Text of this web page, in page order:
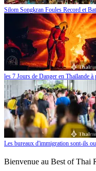
Silom Songkran Foules Record et
les 7 Jours de Danger en Thaïlande
Les bureaux d'immigration sont-ils
Bienvenue au Best of Thai